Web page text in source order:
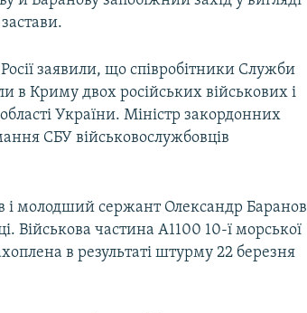
заявили, що співробітники Служби
в Криму двох російських військових і
України. Міністр закордонних
СБУ військовослужбовців
молодший сержант Олександр Баранов
Військова частина А1100 10-ї морської
в результаті штурму 22 березня